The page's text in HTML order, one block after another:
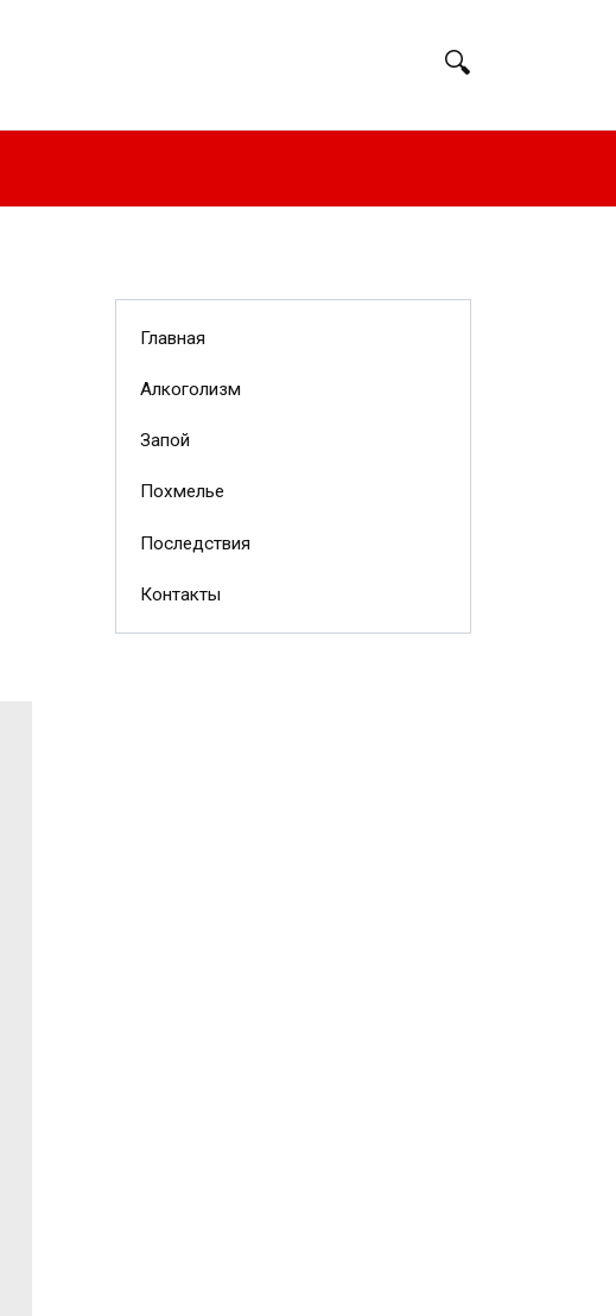
Главная
Алкоголизм
Запой
Похмелье
Последствия
Контакты